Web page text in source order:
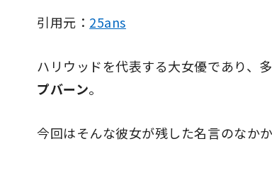
引用元： 25ans
ハリウッドを代表する大女優であり、
プバーン。
今回はそんな彼女が残した名言のなか